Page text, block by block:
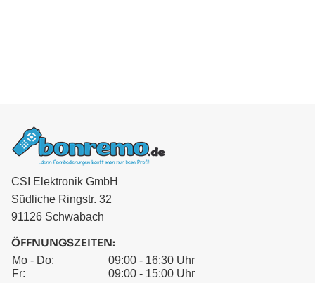
CSI Elektronik GmbH
Südliche Ringstr. 32
91126 Schwabach
ÖFFNUNGSZEITEN:
Mo - Do:
09:00 - 16:30 Uhr
Fr:
09:00 - 15:00 Uhr